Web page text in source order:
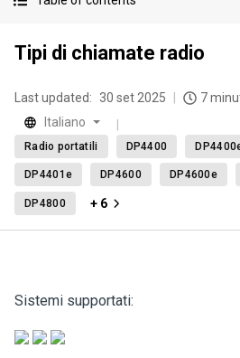
Tipi di chiamate radio
Last updated: 30 set 2025
7
Italiano
Radio portatili DP4400
DP4401e DP4600 DP4600e
DP4800 + 6
Sistemi supportati: